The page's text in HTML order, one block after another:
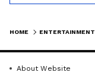
HOME ENTERTAINMENT
About Website